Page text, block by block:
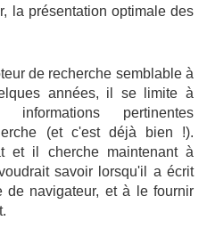
la présentation optimale des
de recherche semblable à
années, il se limite à
pertinentes
(et c'est déjà bien !).
et il cherche maintenant à
savoir lorsqu'il a écrit
de navigateur, et à le fournir